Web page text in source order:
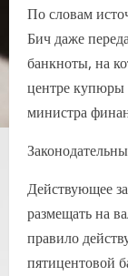
По словам
Бич даже
банкноты, на
центре купюры
министра
Действующее
размещать на
правило
пятицентовой